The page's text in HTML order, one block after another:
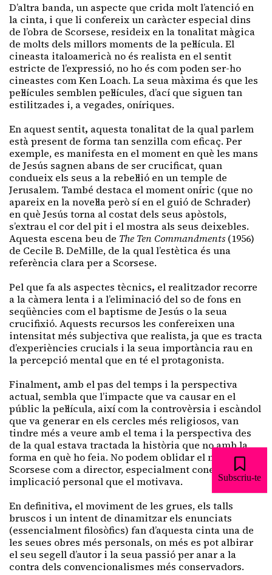
D’altra banda, un aspecte que crida molt l’atenció en
la cinta, i que li confereix un caràcter especial dins
de l’obra de Scorsese, resideix en la tonalitat màgica
de molts dels millors moments de la pel·lícula. El
cineasta italoamericà no és realista en el sentit
estricte de l’expressió, no ho és com poden ser-ho
cineastes com Ken Loach. La seua màxima és que les
pel·lícules semblen pel·lícules, d’ací que siguen tan
estilitzades i, a vegades, oníriques.
En aquest sentit, aquesta tonalitat de la qual parlem
està present de forma tan senzilla com eficaç. Per
exemple, es manifesta en el moment en què les mans
de Jesús sagnen abans de ser crucificat, quan
condueix els seus a la rebel·lió en un temple de
Jerusalem. També destaca el moment oníric (que no
apareix en la novel·la però sí en el guió de Schrader)
en què Jesús torna al costat dels seus apòstols,
s’extrau el cor del pit i el mostra als seus deixebles.
Aquesta escena beu de The Ten Commandments (1956)
de Cecile B. DeMille, de la qual l’estètica és una
referència clara per a Scorsese.
Pel que fa als aspectes tècnics, el realitzador recorre
a la càmera lenta i a l’eliminació del so de fons en
seqüències com el baptisme de Jesús o la seua
crucifixió. Aquests recursos les confereixen una
intensitat més subjectiva que realista, ja que es tracta
d’experiències crucials i la seua importància rau en
la percepció mental que en té el protagonista.
Finalment, amb el pas del temps i la perspectiva
actual, sembla que l’impacte que va causar en el
públic la pel·lícula, així com la controvèrsia i escàndol
que va generar en els cercles més religiosos, van
tindre més a veure amb el tema i la perspectiva des
de la qual estava tractada la història que no amb la
forma en què ho feia. No podem oblidar el mèrit de
Scorsese com a director, especialment coneixent la
implicació personal que el motivava.
En definitiva, el moviment de les grues, els talls
bruscos i un intent de dinamitzar els enunciats
(essencialment filosòfics) fan d’aquesta cinta una de
les seues obres més personals, on més es pot albirar
el seu segell d’autor i la seua passió per anar a la
contra dels convencionalismes més conservadors.
Subscriu-te